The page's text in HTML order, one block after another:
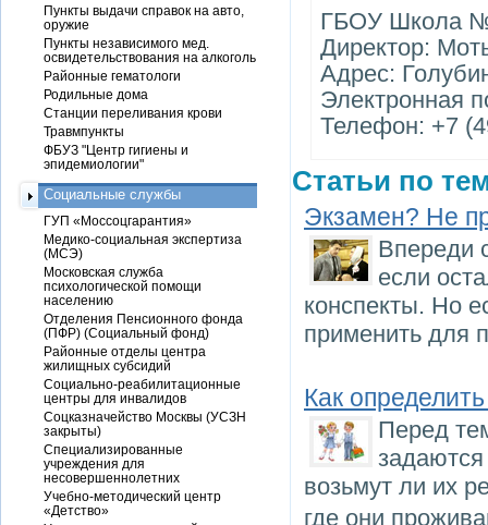
ГБОУ Школа
Директор:
Адрес:
Электронная
Телефон: +7
Статьи по
Экзамен? Не
Впереди
если
конспекты. Но
применить для
Как
Перед
возьмут ли их
где они
Пункты выдачи справок на авто,
оружие
Пункты независимого мед.
освидетельствования на алкоголь
Районные гематологи
Родильные дома
Станции переливания крови
Травмпункты
ФБУЗ "Центр гигиены и
эпидемиологии"
Социальные службы
ГУП «Моссоцгарантия»
Медико-социальная экспертиза
(МСЭ)
Московская служба
психологической помощи
населению
Отделения Пенсионного фонда
(ПФР) (Социальный фонд)
Районные отделы центра
жилищных субсидий
Социально-реабилитационные
центры для инвалидов
Соцказначейство Москвы (УСЗН
закрыты)
Специализированные
учреждения для
несовершеннолетних
Учебно-методический центр
«Детство»